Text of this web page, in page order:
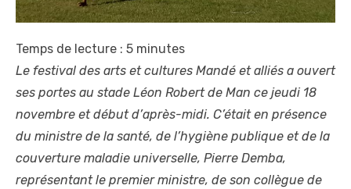
Temps de lecture : 5 minutes
Le festival des arts et cultures Mandé et alliés a ouvert
ses portes au stade Léon Robert de Man ce jeudi 18
novembre et début d’après-midi. C’était en présence
du ministre de la santé, de l’hygiène publique et de la
couverture maladie universelle, Pierre Demba,
représentant le premier ministre, de son collègue de